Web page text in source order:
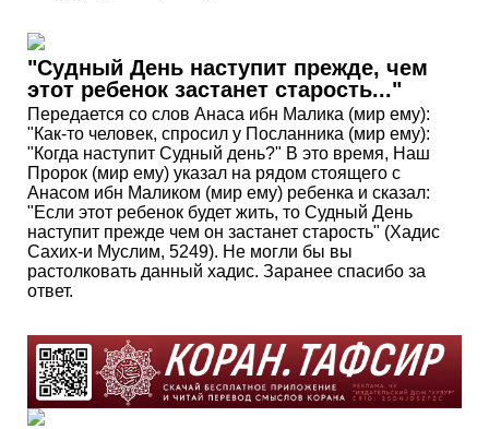
"Судный День наступит прежде, чем
этот ребенок застанет старость..."
Передается со слов Анаса ибн Малика (мир ему):
"Как-то человек, спросил у Посланника (мир ему):
"Когда наступит Судный день?" В это время, Наш
Пророк (мир ему) указал на рядом стоящего с
Анасом ибн Маликом (мир ему) ребенка и сказал:
"Если этот ребенок будет жить, то Судный День
наступит прежде чем он застанет старость" (Хадис
Сахих-и Муслим, 5249). Не могли бы вы
растолковать данный хадис. Заранее спасибо за
ответ.